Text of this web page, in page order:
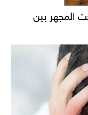
المجهر بين